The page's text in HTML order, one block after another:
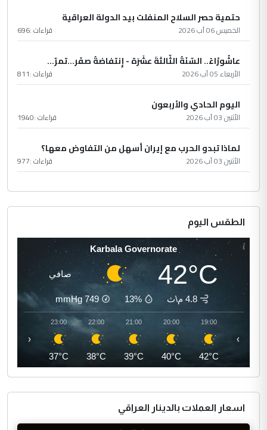
حتمية حصر السلاح المنفلت بيد الدولة العراقية
الخميس 06 آب 2026 قراءات :696
عاشُورْاءُ.. السّنَةُ الثّالثةَ عشَرَة - إِنتفاضةُ صفَر…تمرّ...
الأربعاء 05 آب 2026 قراءات :811
اليوم الحادي والأربعون
الأثنين 03 آب 2026 قراءات :1940
لماذا تبدو الحرب مع إيران أسهل من التفاوض معها؟
الأثنين 03 آب 2026 قراءات :977
الطقس اليوم
Karbala Governorate
42°C صافي
4.8 م\ث 13%
749
mmHg
19:00
42°C
20:00
40°C
21:00
39°C
22:00
38°C
23:00
37°C
‹ ›
اسعار العملات بالدينار العراقي